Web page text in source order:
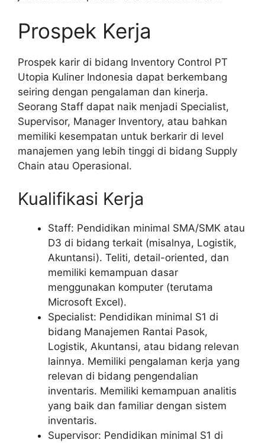
Prospek Kerja
Prospek karir di bidang Inventory Control PT
Utopia Kuliner Indonesia dapat berkembang
seiring dengan pengalaman dan kinerja.
Seorang Staff dapat naik menjadi Specialist,
Supervisor, Manager Inventory, atau bahkan
memiliki kesempatan untuk berkarir di level
manajemen yang lebih tinggi di bidang Supply
Chain atau Operasional.
Kualifikasi Kerja
Staff: Pendidikan minimal SMA/SMK atau
D3 di bidang terkait (misalnya, Logistik,
Akuntansi). Teliti, detail-oriented, dan
memiliki kemampuan dasar
menggunakan komputer (terutama
Microsoft Excel).
Specialist: Pendidikan minimal S1 di
bidang Manajemen Rantai Pasok,
Logistik, Akuntansi, atau bidang relevan
lainnya. Memiliki pengalaman kerja yang
relevan di bidang pengendalian
inventaris. Memiliki kemampuan analitis
yang baik dan familiar dengan sistem
inventaris.
Supervisor: Pendidikan minimal S1 di